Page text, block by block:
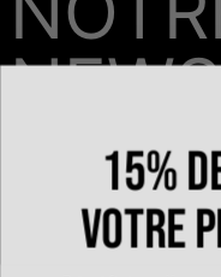
15%
votre